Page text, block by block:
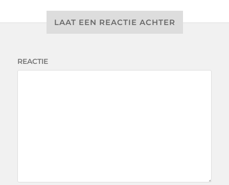
LAAT EEN REACTIE ACHTER
REACTIE